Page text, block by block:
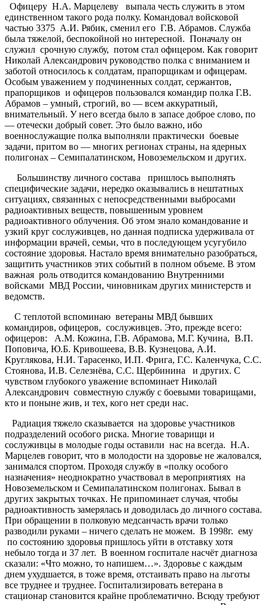
Офицеру Н.А. Марцелеву выпала честь служить в этом
единственном такого рода полку. Командовал войсковой
частью 3375 А.И. Рябик, сменил его Г.В. Абрамов. Служба
была тяжелой, беспокойной но интересной. Поначалу он
служил срочную службу, потом стал офицером. Как говорит
Николай Александрович руководство полка с вниманием и
заботой относилось к солдатам, прапорщикам и офицерам.
Особым уважением у подчиненных солдат, сержантов,
прапорщиков и офицеров пользовался командир полка Г.В.
Абрамов – умный, строгий, во — всем аккуратный,
внимательный. У него всегда было в запасе доброе слово, по
— отечески добрый совет. Это было важно, ибо
военнослужащие полка выполняли практически боевые
задачи, притом во — многих регионах страны, на ядерных
полигонах – Семипалатинском, Новоземельском и других.
Большинству личного состава пришлось выполнять
специфические задачи, нередко оказывались в нештатных
ситуациях, связанных с непосредственными выбросами
радиоактивных веществ, повышенным уровнем
радиоактивного облучения. Об этом знало командование и
узкий круг сослуживцев, но данная подписка удерживала от
информации врачей, семьи, что в последующем усугубило
состояние здоровья. Настало время внимательно разобраться,
защитить участников этих событий в полном объеме. В этом
важная роль отводится командованию Внутренними
войсками МВД России, чиновникам других министерств и
ведомств.
С теплотой вспоминаю ветераны МВД бывших
командиров, офицеров, сослуживцев. Это, прежде всего:
офицеров: А.М. Кожина, Г.В. Абрамова, М.Г. Кучина, В.П.
Поповича, Ю.Б. Кривошеева, В.В. Кузнецова, А.И.
Круглякова, Н.И. Тарасенко, И.П. Фрига, Г.С. Каленчука, С.С.
Стоянова, И.В. Селезнёва, С.С. Щербинина и других. С
чувством глубокого уважение вспоминает Николай
Александрович совместную службу с боевыми товарищами,
кто и поныне жив, и тех, кого нет среди нас.
Радиация тяжело сказывается на здоровье участников
подразделений особого риска. Многие товарищи и
сослуживцы в молодые годы оставили нас на всегда. Н.А.
Марцелев говорит, что в молодости на здоровье не жаловался,
занимался спортом. Проходя службу в «полку особого
назначения» неоднократно участвовал в мероприятиях на
Новоземельском и Семипалатинском полигонах. Бывал в
других закрытых точках. Не припоминает случая, чтобы
радиоактивность замерялась и доводилась до личного состава.
При обращении в полковую медсанчасть врачи только
разводили руками – ничего сделать не можем. В 1998г. ему
по состоянию здоровья пришлось уйти в отставку хотя
небыло тогда и 37 лет. В военном госпитале насчёт диагноза
сказали: «Что можно, то напишем…». Здоровье с каждым
днем ухудшается, в тоже время, отстаивать право на льготы
все труднее и труднее. Госпитализировать ветерана в
стационар становится крайне проблематично. Всюду требуют